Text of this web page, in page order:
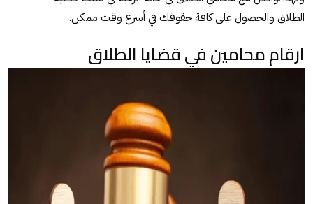
الطلاق والحصول على كافة حقوقك في أسرع وقت ممكن.
ارقام محامين في قضايا الطلاق